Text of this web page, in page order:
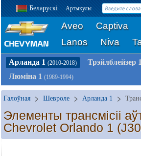
Беларускі Артыкулы
Aveo Captiva
Lanos
Niva
Арланда 1 (2010-2018) Трэйлблейзер 1
Люміна 1 (1989-1994)
Галоўная Шевроле Арланда 1
Элементы трансмісіі
Chevrolet Orlando 1